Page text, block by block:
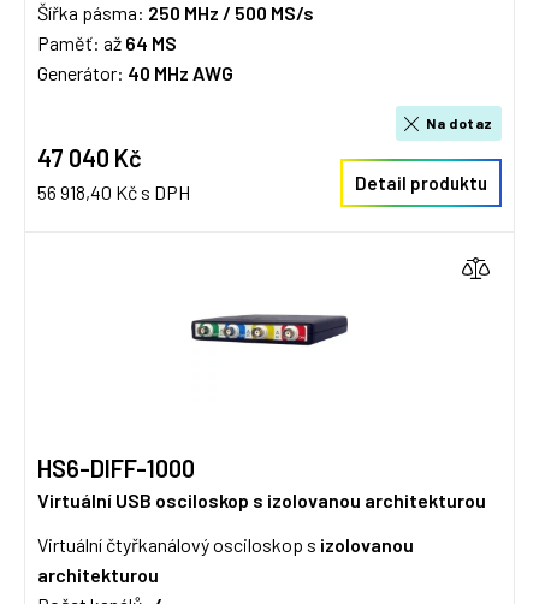
Šířka pásma: 250 MHz / 500 MS/s
Paměť: až 64 MS
Generátor: 40 MHz AWG
47 040 Kč
56 918,40 Kč s DPH
Na dotaz
Detail produktu
HS6-DIFF-1000
Virtuální USB osciloskop s izolovanou architekturou
Virtuální čtyřkanálový osciloskop s izolovanou
architekturou